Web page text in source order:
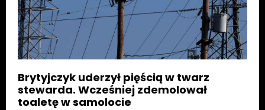
Brytyjczyk uderzył pięścią w twarz
stewarda. Wcześniej zdemolował
toaletę w samolocie